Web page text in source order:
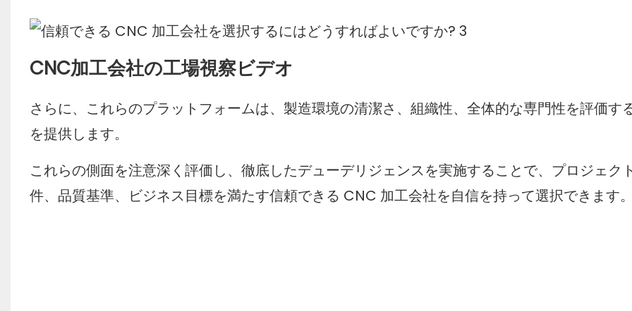
CNC加工会社の工場視察ビデオ
さらに、これらのプラットフォームは、製造環境の清潔さ、組織性、全体的な専門性を評価す
を提供します。
これらの側面を注意深く評価し、徹底したデューデリジェンスを実施することで、プロジェク
件、品質基準、ビジネス目標を満たす信頼できる CNC 加工会社を自信を持って選択できます。